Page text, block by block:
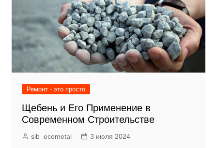
Ремонт - это просто
Щебень и Его Применение в
Современном Строительстве
sib_ecometal 3 июля 2024